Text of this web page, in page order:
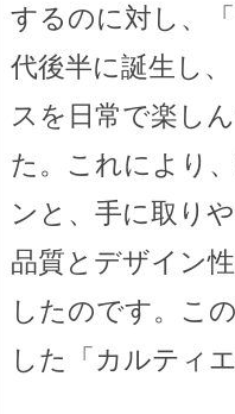
するのに対し、
代後半に誕生し
スを日常で楽し
た。これにより
ンと、手に取り
品質とデザイン
したのです。こ
した「カルティ